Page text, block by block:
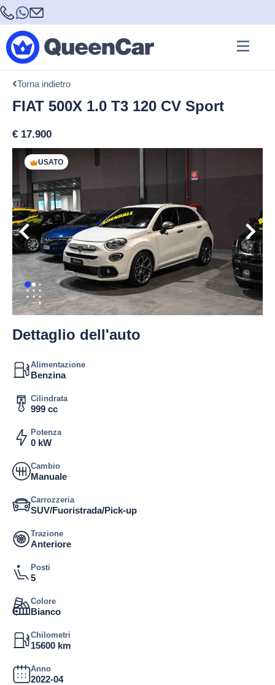
Torna indietro
FIAT 500X 1.0 T3 120 CV Sport
€ 17.900
USATO
Dettaglio dell'auto
Alimentazione
Benzina
Cilindrata
999 cc
Potenza
0 kW
Cambio
Manuale
Carrozzeria
SUV/Fuoristrada/Pick-up
Trazione
Anteriore
Posti
5
Colore
Bianco
Chilometri
15600 km
Anno
2022-04